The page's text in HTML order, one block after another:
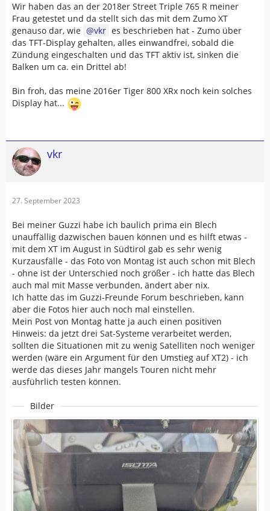
Wir haben das an der 2018er Street Triple 765 R meiner
Frau getestet und da stellt sich das mit dem Zumo XT
genauso dar, wie
vkr es beschrieben hat - Zumo über
das TFT-Display gehalten, alles einwandfrei, sobald die
Zündung eingeschalten und das TFT aktiv ist, sinken die
Balken um ca. ein Drittel ab!
Bin froh, das meine 2016er Tiger 800 XRx noch kein solches
Display hat...
vkr
27. September 2023
Bei meiner Guzzi habe ich baulich prima ein Blech
unauffällig dazwischen bauen können und es hilft etwas -
mit dem XT im August in Südtirol gab es sehr wenig
Kurzausfälle - das Foto von Montag ist auch schon mit Blech
- ohne ist der Unterschied noch größer - ich hatte das Blech
auch mal mit Masse verbunden, ändert aber nix.
Ich hatte das im Guzzi-Freunde Forum beschrieben, kann
aber die Fotos hier auch noch mal einstellen.
Mein Post von Montag hatte ja auch einen positiven
Hinweis: da jetzt drei Sat-Systeme verarbeitet werden,
sollten die Situationen mit zu wenig Satelliten noch weniger
werden (wäre ein Argument für den Umstieg auf XT2) - ich
werde das dieses Jahr mangels Touren nicht mehr
ausführlich testen können.
Bilder